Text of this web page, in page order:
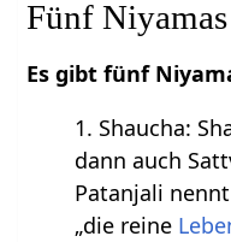
Fünf Niyamas
Es gibt fünf
1. Shaucha:
dann auch
Patanjali
„die reine